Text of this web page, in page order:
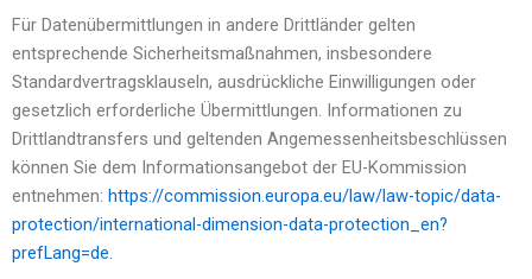
Für Datenübermittlungen in andere Drittländer gelten
entsprechende Sicherheitsmaßnahmen, insbesondere
Standardvertragsklauseln, ausdrückliche Einwilligungen oder
gesetzlich erforderliche Übermittlungen. Informationen zu
Drittlandtransfers und geltenden Angemessenheitsbeschlüssen
können Sie dem Informationsangebot der EU-Kommission
entnehmen: https://commission.europa.eu/law/law-topic/data-
protection/international-dimension-data-protection_en?
prefLang=de.